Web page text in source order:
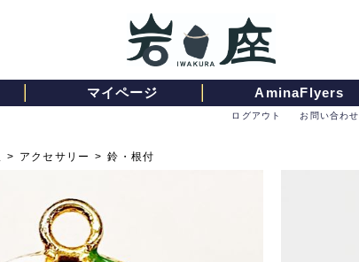
マイページ AminaFlyers
お問い合わせ
ログアウト
> アクセサリー > 鈴・根付